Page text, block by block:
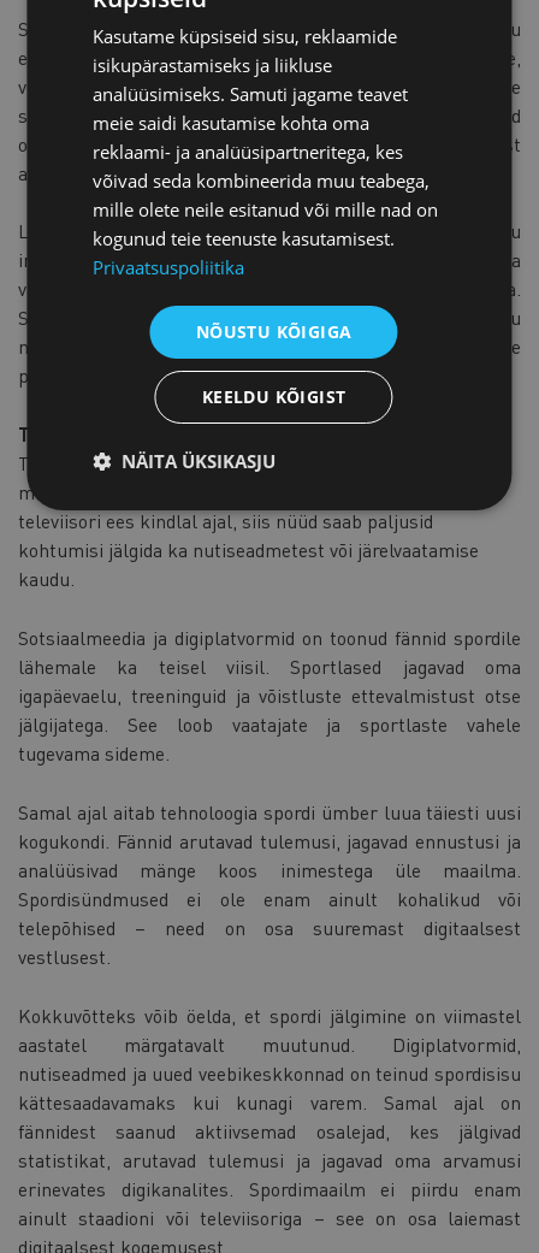
Selline lähenemine tähendab, et spordi jälgimine ei piirdu
enam ühe kanaliga. Mängu kulgu analüüsitakse,
võrreldakse andmeid ja arutatakse võimalikke
stsenaariume juba enne kohtumise lõppu. Digiplatvormid
on muutnud spordifänni rolli passiivsest vaatajast
aktiivseks osalejaks.
Lisaks on spordiplatvormid muutunud palju
informatiivsemaks. Mängude statistika, mängijate vorm ja
varasemad tulemused on kättesaadavad mõne sekundiga.
See aitab spordihuvilistel paremini mõista mängu kulgu
ning annab taustateadmisi, mis muudavad jälgimise
põnevamaks.
Tehnoloogia toob spordi inimestele lähemale
Tehnoloogia areng on muutnud spordi jälgimise oluliselt
mugavamaks. Kui varem tuli mängu nägemiseks olla
televiisori ees kindlal ajal, siis nüüd saab paljusid
kohtumisi jälgida ka nutiseadmetest või järelvaatamise
kaudu.
Sotsiaalmeedia ja digiplatvormid on toonud fännid spordile
lähemale ka teisel viisil. Sportlased jagavad oma
igapäevaelu, treeninguid ja võistluste ettevalmistust otse
jälgijatega. See loob vaatajate ja sportlaste vahele
tugevama sideme.
Samal ajal aitab tehnoloogia spordi ümber luua täiesti uusi
kogukondi. Fännid arutavad tulemusi, jagavad ennustusi ja
analüüsivad mänge koos inimestega üle maailma.
Spordisündmused ei ole enam ainult kohalikud või
telepõhised – need on osa suuremast digitaalsest
vestlusest.
Kokkuvõtteks võib öelda, et spordi jälgimine on viimastel
aastatel märgatavalt muutunud. Digiplatvormid,
nutiseadmed ja uued veebikeskkonnad on teinud spordisisu
kättesaadavamaks kui kunagi varem. Samal ajal on
fännidest saanud aktiivsemad osalejad, kes jälgivad
statistikat, arutavad tulemusi ja jagavad oma arvamusi
erinevates digikanalites. Spordimaailm ei piirdu enam
ainult staadioni või televiisoriga – see on osa laiemast
digitaalsest kogemusest.
Kasutame küpsiseid sisu, reklaamide
isikupärastamiseks ja liikluse
analüüsimiseks. Samuti jagame teavet
meie saidi kasutamise kohta oma
reklaami- ja analüüsipartneritega, kes
võivad seda kombineerida muu teabega,
mille olete neile esitanud või mille nad on
kogunud teie teenuste kasutamisest.
Privaatsuspoliitika
NÕUSTU KÕIGIGA
KEELDU KÕIGIST
NÄITA ÜKSIKASJU